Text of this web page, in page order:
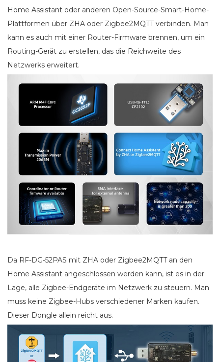
Home Assistant oder anderen Open-Source-Smart-Home-
Plattformen über ZHA oder Zigbee2MQTT verbinden. Man
kann es auch mit einer Router-Firmware brennen, um ein
Routing-Gerät zu erstellen, das die Reichweite des
Netzwerks erweitert.
Da RF-DG-52PAS mit ZHA oder Zigbee2MQTT an den
Home Assistant angeschlossen werden kann, ist es in der
Lage, alle Zigbee-Endgeräte im Netzwerk zu steuern. Man
muss keine Zigbee-Hubs verschiedener Marken kaufen.
Dieser Dongle allein reicht aus.